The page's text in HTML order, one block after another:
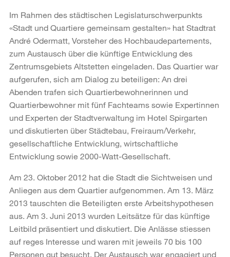
Im Rahmen des städtischen Legislaturschwerpunkts
«Stadt und Quartiere gemeinsam gestalten» hat Stadtrat
André Odermatt, Vorsteher des Hochbaudepartements,
zum Austausch über die künftige Entwicklung des
Zentrumsgebiets Altstetten eingeladen. Das Quartier war
aufgerufen, sich am Dialog zu beteiligen: An drei
Abenden trafen sich Quartierbewohnerinnen und
Quartierbewohner mit fünf Fachteams sowie Expertinnen
und Experten der Stadtverwaltung im Hotel Spirgarten
und diskutierten über Städtebau, Freiraum/Verkehr,
gesellschaftliche Entwicklung, wirtschaftliche
Entwicklung sowie 2000-Watt-Gesellschaft.
Am 23. Oktober 2012 hat die Stadt die Sichtweisen und
Anliegen aus dem Quartier aufgenommen. Am 13. März
2013 tauschten die Beteiligten erste Arbeitshypothesen
aus. Am 3. Juni 2013 wurden Leitsätze für das künftige
Leitbild präsentiert und diskutiert. Die Anlässe stiessen
auf reges Interesse und waren mit jeweils 70 bis 100
Personen gut besucht. Der Austausch war engagiert und